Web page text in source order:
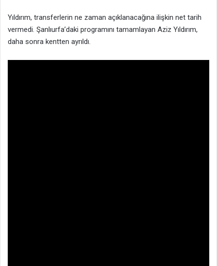
Yıldırım, transferlerin ne zaman açıklanacağına ilişkin net tarih
vermedi. Şanlıurfa’daki programını tamamlayan Aziz Yıldırım,
daha sonra kentten ayrıldı.